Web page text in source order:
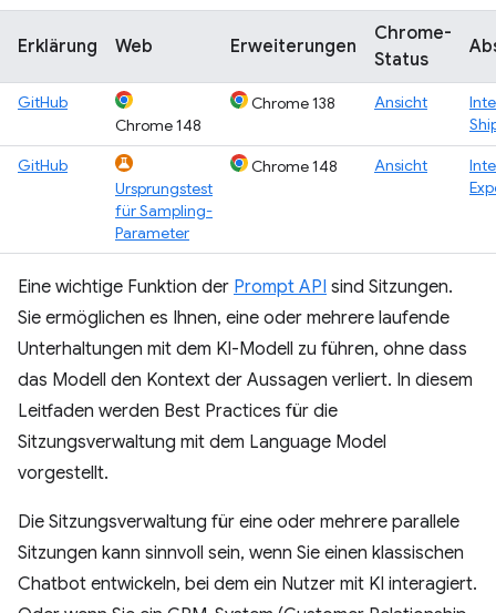
Erklärung Web Erweiterungen
Chrome-
Status
GitHub
Chrome 148
Chrome 138 Ansicht
GitHub
Ursprungstest
für Sampling-
Parameter
Chrome 148 Ansicht
Eine wichtige Funktion der Prompt API sind Sitzungen.
Sie ermöglichen es Ihnen, eine oder mehrere laufende
Unterhaltungen mit dem KI-Modell zu führen, ohne dass
das Modell den Kontext der Aussagen verliert. In diesem
Leitfaden werden Best Practices für die
Sitzungsverwaltung mit dem Language Model
vorgestellt.
Die Sitzungsverwaltung für eine oder mehrere parallele
Sitzungen kann sinnvoll sein, wenn Sie einen klassischen
Chatbot entwickeln, bei dem ein Nutzer mit KI interagiert.